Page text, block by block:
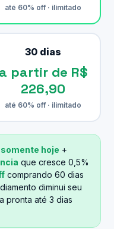
até 60% off · ilimitado
30 dias
a partir de R$
226,90
até 60% off · ilimitado
somente hoje +
que cresce 0,5%
comprando 60 dias
diminui seu
pronta até 3 dias